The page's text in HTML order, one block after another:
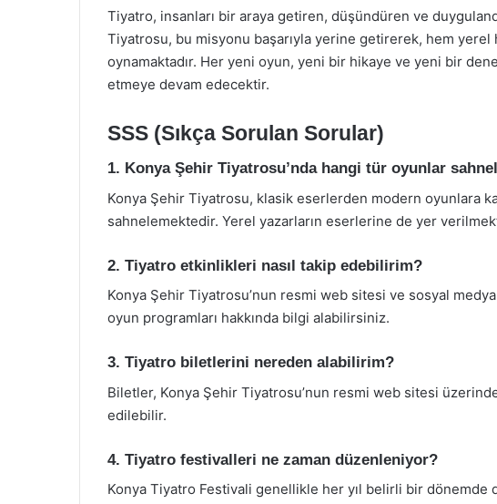
Tiyatro, insanları bir araya getiren, düşündüren ve
Tiyatrosu, bu misyonu başarıyla yerine getirerek, hem
oynamaktadır. Her yeni oyun, yeni bir hikaye ve yeni bir
etmeye devam edecektir.
SSS (Sıkça Sorulan Sorular)
1. Konya Şehir Tiyatrosu’nda hangi tür oyunlar
Konya Şehir Tiyatrosu, klasik eserlerden modern oyunlara
sahnelemektedir. Yerel yazarların eserlerine de yer
2. Tiyatro etkinlikleri nasıl takip edebilirim?
Konya Şehir Tiyatrosu’nun resmi web sitesi ve sosyal
oyun programları hakkında bilgi alabilirsiniz.
3. Tiyatro biletlerini nereden alabilirim?
Biletler, Konya Şehir Tiyatrosu’nun resmi web sitesi
edilebilir.
4. Tiyatro festivalleri ne zaman düzenleniyor?
Konya Tiyatro Festivali genellikle her yıl belirli bir